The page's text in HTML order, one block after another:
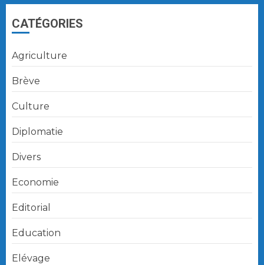
CATÉGORIES
Agriculture
Brève
Culture
Diplomatie
Divers
Economie
Editorial
Education
Elévage